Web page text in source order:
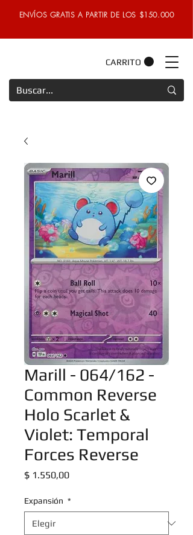
ENVÍOS GRATIS A PARTIR DE LOS $150.000
CARRITO
Marill - 064/162 -
Common Reverse
Holo Scarlet &
Violet: Temporal
Forces Reverse
$ 1.550,00Precio
Expansión *